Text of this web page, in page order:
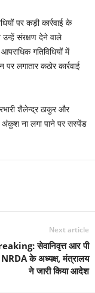
पर कड़ी कार्रवाई के
उन्हें संरक्षण देने वाले
गतिविधियों में
लगातार कठोर कार्रवाई
शैलेन्द्र ठाकुर और
ना लगा पाने पर सस्पेंड
Next article
सेवानिवृत्त आर पी
के अध्यक्ष, मंत्रालय
ने जारी किया आदेश